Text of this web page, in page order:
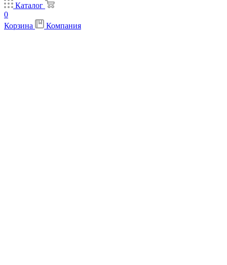
Каталог
0
Корзина
Компания